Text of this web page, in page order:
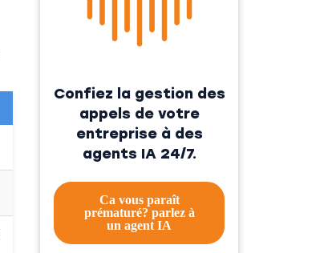
Confiez la gestion des
appels de votre
entreprise à des
agents IA 24/7.
Ca vous paraît
prématuré? parlez à
un agent IA